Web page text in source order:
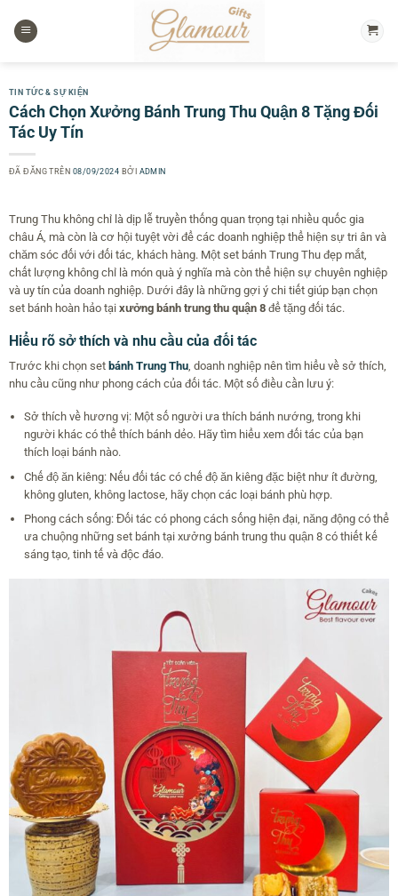
đến
TIN TỨC & SỰ KIỆN
Cách Chọn Xưởng Bánh Trung Thu Quận 8 Tặng Đối
Tác Uy Tín
ĐÃ ĐĂNG TRÊN 08/09/2024 BỞI ADMIN
Trung Thu không chỉ là dịp lễ truyền thống quan trọng tại nhiều quốc gia
châu Á, mà còn là cơ hội tuyệt vời để các doanh nghiệp thể hiện sự tri ân và
chăm sóc đối với đối tác, khách hàng. Một set bánh Trung Thu đẹp mắt,
chất lượng không chỉ là món quà ý nghĩa mà còn thể hiện sự chuyên nghiệp
và uy tín của doanh nghiệp. Dưới đây là những gợi ý chi tiết giúp bạn chọn
set bánh hoàn hảo tại xưởng bánh trung thu quận 8để tặng đối tác.
Hiểu rõ sở thích và nhu cầu của đối tác
Trước khi chọn set bánh Trung Thu, doanh nghiệp nên tìm hiểu về sở thích,
nhu cầu cũng như phong cách của đối tác. Một số điều cần lưu ý:
Sở thích về hương vị: Một số người ưa thích bánh nướng, trong khi
người khác có thể thích bánh dẻo. Hãy tìm hiểu xem đối tác của bạn
thích loại bánh nào.
Chế độ ăn kiêng: Nếu đối tác có chế độ ăn kiêng đặc biệt như ít đường,
không gluten, không lactose, hãy chọn các loại bánh phù hợp.
Phong cách sống: Đối tác có phong cách sống hiện đại, năng động có thể
ưa chuộng những set bánh tại xưởng bánh trung thu quận 8 có thiết kế
sáng tạo, tinh tế và độc đáo.